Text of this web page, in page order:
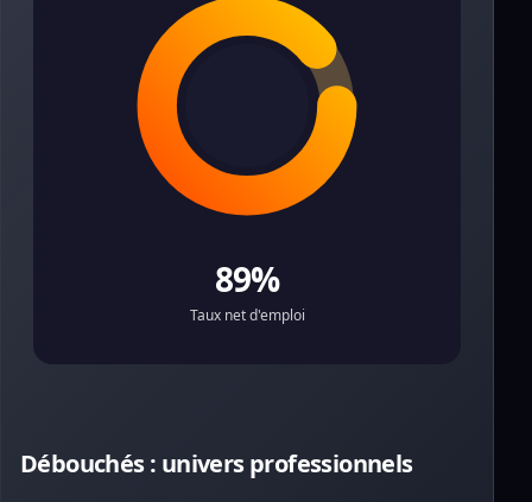
89%
Taux net d'emploi
Débouchés : univers professionnels